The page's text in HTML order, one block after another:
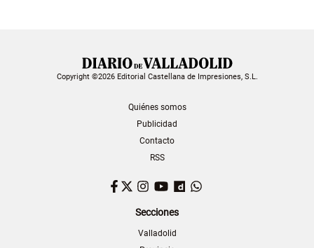
Copyright ©2026 Editorial Castellana de Impresiones, S.L.
Quiénes somos
Publicidad
Contacto
RSS
Facebook
TwitterInstagram
YouTubeDailymotion
Secciones
Valladolid